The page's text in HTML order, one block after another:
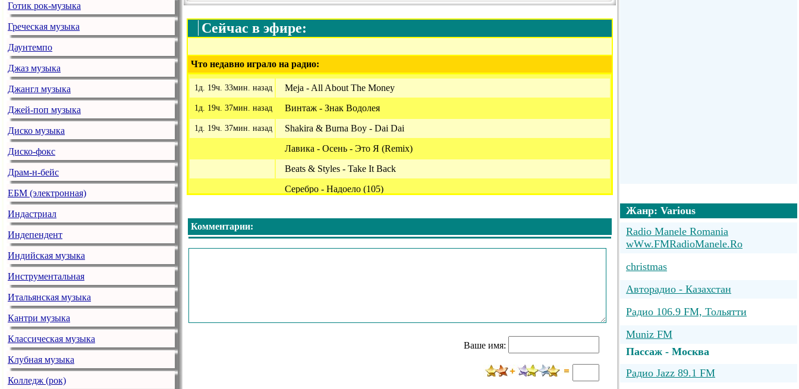
Готик рок-музыка
Греческая музыка
Даунтемпо
Джаз музыка
Джангл музыка
Джей-поп музыка
Диско музыка
Диско-фокс
Драм-н-бейс
ЕБМ (электронная)
Индастриал
Индепендент
Индийская музыка
Инструментальная
Итальянская музыка
Кантри музыка
Классическая музыка
Клубная музыка
Колледж (рок)
Сейчас в эфире:
Что недавно играло на радио:
1д. 19ч. 33мин. назад Meja - All About The Money
1д. 19ч. 37мин. назад Винтаж - Знак Водолея
1д. 19ч. 37мин. назад
Shakira & Burna Boy - Dai Dai
Лавика - Осень - Это Я (Remix)
Beats & Styles - Take It Back
Серебро - Надоело (105)
Filatov & Karas - Party
Комментарии:
Ваше имя:
Жанр: Various
Radio Manele Romania
wWw.FMRadioManele.Ro
christmas
Авторадио - Казахстан
Радио 106.9 FM, Тольятти
Muniz FM
Пассаж - Москва
Радио Jazz 89.1 FM